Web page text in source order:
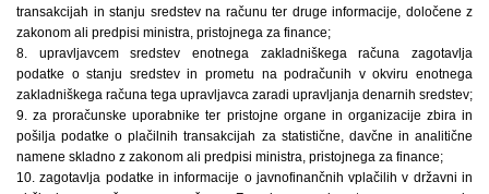
transakcijah in stanju sredstev na računu ter druge informacije, določene z
zakonom ali predpisi ministra, pristojnega za finance;
8. upravljavcem sredstev enotnega zakladniškega računa zagotavlja
podatke o stanju sredstev in prometu na podračunih v okviru enotnega
zakladniškega računa tega upravljavca zaradi upravljanja denarnih sredstev;
9. za proračunske uporabnike ter pristojne organe in organizacije zbira in
pošilja podatke o plačilnih transakcijah za statistične, davčne in analitične
namene skladno z zakonom ali predpisi ministra, pristojnega za finance;
10. zagotavlja podatke in informacije o javnofinančnih vplačilih v državni in